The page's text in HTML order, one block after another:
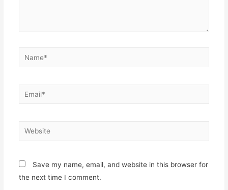
Name*
Email*
Website
Save my name, email, and website in this browser for
the next time I comment.